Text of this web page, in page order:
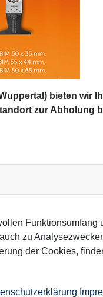
bieten
zur Abholung
zu
der Cookies,